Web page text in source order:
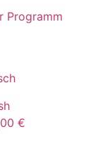
Programm
€